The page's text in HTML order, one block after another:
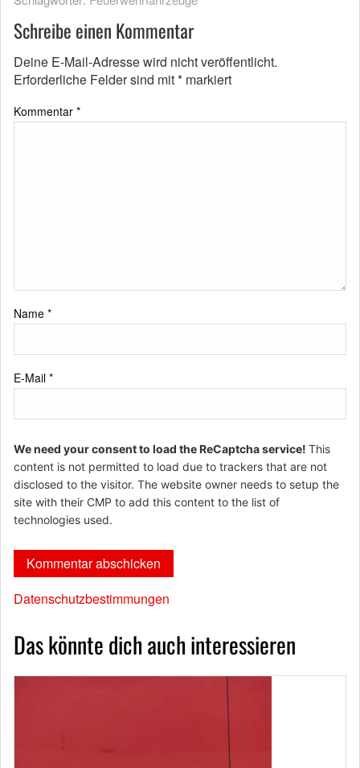
Schreibe einen Kommentar
Deine E-Mail-Adresse wird nicht veröffentlicht.
Erforderliche Felder sind mit* markiert
Kommentar *
Name *
E-Mail *
We need your consent to load the ReCaptcha service! This
content is not permitted to load due to trackers that are not
disclosed to the visitor. The website owner needs to setup the
site with their CMP to add this content to the list of
technologies used.
Datenschutzbestimmungen
Das könnte dich auch interessieren